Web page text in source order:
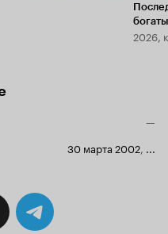
2026,
—
30 марта 2002, ...